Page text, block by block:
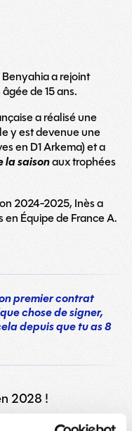
a rejoint
de 15 ans.
a réalisé une
y est devenue une
en D1 Arkema) et a
la saisonaux trophées
2024-2025, Inès a
Équipe de France A.
premier contrat
chose de signer,
depuis que tu as 8
2028 !